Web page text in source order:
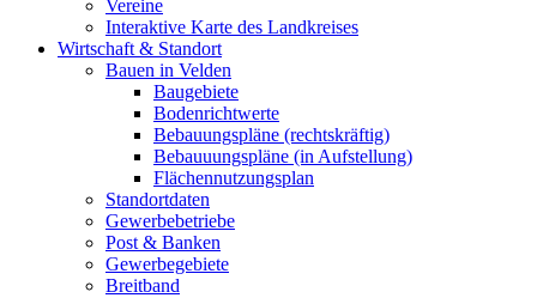
Vereine
Interaktive Karte des Landkreises
Wirtschaft & Standort
Bauen in Velden
Baugebiete
Bodenrichtwerte
Bebauungspläne (rechtskräftig)
Bebauuungspläne (in Aufstellung)
Flächennutzungsplan
Standortdaten
Gewerbebetriebe
Post & Banken
Gewerbegebiete
Breitband